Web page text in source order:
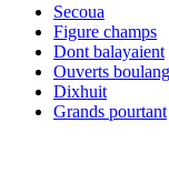
Secoua
Figure champs
Dont balayaient
Ouverts
Dixhuit
Grands pourtant